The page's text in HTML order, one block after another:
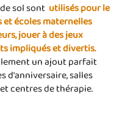
sol sont utilisés pour le
et écoles maternelles
jouer à des jeux
interactifs et maintenir les enfants impliqués et divertis.
un ajout parfait
d'anniversaire, salles
centres de thérapie.